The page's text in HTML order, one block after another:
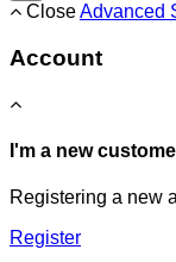
CloseAdvanced
Account
I'm a new
Registering a new
Register